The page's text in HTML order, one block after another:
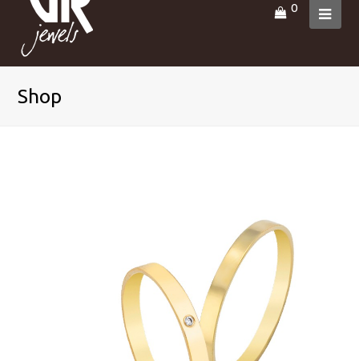
0
Shop